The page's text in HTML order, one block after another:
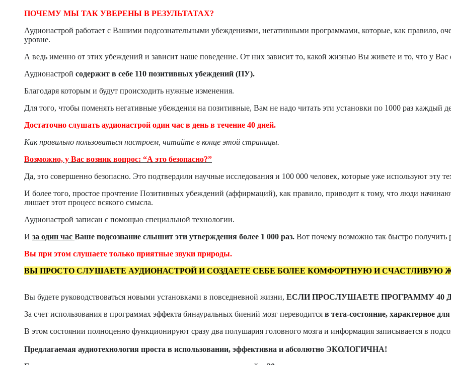
ПОЧЕМУ МЫ ТАК УВЕРЕНЫ В РЕЗУЛЬТАТАХ?
Аудионастрой работает с Вашими подсознательными убеждениями, негативными программами, которые, как правило,
уровне.
А ведь именно от этих убеждений и зависит наше поведение. От них зависит то, какой жизнью Вы живете и то, что у Вас
Аудионастрой содержит в себе 110 позитивных убеждений (ПУ).
Благодаря которым и будут происходить нужные изменения.
Для того, чтобы поменять негативные убеждения на позитивные, Вам не надо читать эти установки по 1000 раз каждый
Достаточно слушать аудионастрой один час в день в течение 40 дней.
Как правильно пользоваться настроем, читайте в конце этой страницы.
Возможно, у Вас возник вопрос: “А это безопасно?”
Да, это совершенно безопасно. Это подтвердили научные исследования и 100 000 человек, которые уже используют эту
И более того, простое прочтение Позитивных убеждений (аффирмаций), как правило, приводит к тому, что люди
лишает этот процесс всякого смысла.
Аудионастрой записан с помощью специальной технологии.
И за один час Ваше подсознание слышит эти утверждения более 1 000 раз. Вот почему возможно так быстро получить
Вы при этом слушаете только приятные звуки природы.
ВЫ ПРОСТО СЛУШАЕТЕ АУДИОНАСТРОЙ И СОЗДАЕТЕ СЕБЕ БОЛЕЕ КОМФОРТНУЮ И СЧАСТЛИВУЮ
Вы будете руководствоваться новыми установками в повседневной жизни, ЕСЛИ ПРОСЛУШАЕТЕ ПРОГРАММУ 40
За счет использования в программах эффекта бинауральных биений мозг переводится в тета-состояние, характерное
В этом состоянии полноценно функционируют сразу два полушария головного мозга и информация записывается в
Предлагаемая аудиотехнология проста в использовании, эффективна и абсолютно ЭКОЛОГИЧНА!